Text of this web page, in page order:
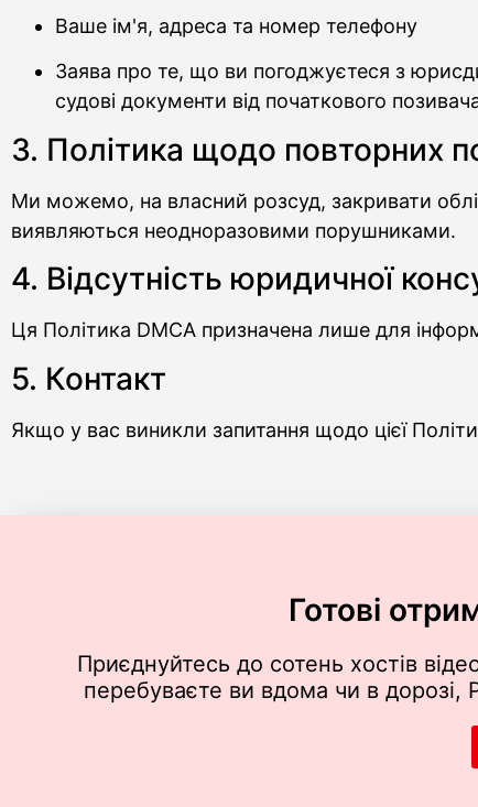
Ваше ім'я, адреса та номер телефону
Заява про те, що ви погоджуєтеся з
судові документи від початкового
3. Політика щодо повторних
Ми можемо, на власний розсуд, закривати
виявляються неодноразовими порушниками.
4. Відсутність юридичної
Ця Політика DMCA призначена лише для
5. Контакт
Якщо у вас виникли запитання щодо цієї
Готові
Приєднуйтесь до сотень хостів
перебуваєте ви вдома чи в дорозі,